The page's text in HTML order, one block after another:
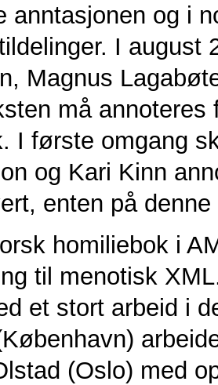
anntasjonen og i
I august
Magnus
må
I første omgang
og Kari Kinn
enten på
homiliebok i
til menotisk
et stort arbeid i
(Oslo) med